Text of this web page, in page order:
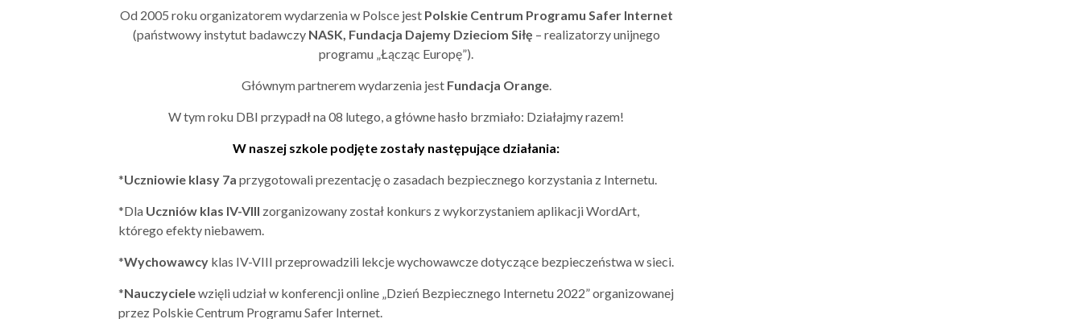
Od 2005 roku organizatorem wydarzenia w Polsce jest Polskie Centrum Programu Safer Internet
(państwowy instytut badawczy NASK, Fundacja Dajemy Dzieciom Siłę – realizatorzy unijnego
programu „Łącząc Europę”).
Głównym partnerem wydarzenia jest Fundacja Orange.
W tym roku DBI przypadł na 08 lutego, a główne hasło brzmiało: Działajmy razem!
W naszej szkole podjęte zostały następujące działania:
*Uczniowie klasy 7a przygotowali prezentację o zasadach bezpiecznego korzystania z Internetu.
*Dla Uczniów klas IV-VIII zorganizowany został konkurs z wykorzystaniem aplikacji WordArt,
którego efekty niebawem.
*Wychowawcy klas IV-VIII przeprowadzili lekcje wychowawcze dotyczące bezpieczeństwa w sieci.
*Nauczycielewzięli udział w konferencji online „Dzień Bezpiecznego Internetu 2022” organizowanej
przez Polskie Centrum Programu Safer Internet.